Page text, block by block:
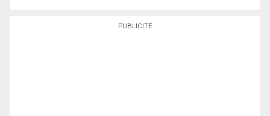
PUBLICITÉ